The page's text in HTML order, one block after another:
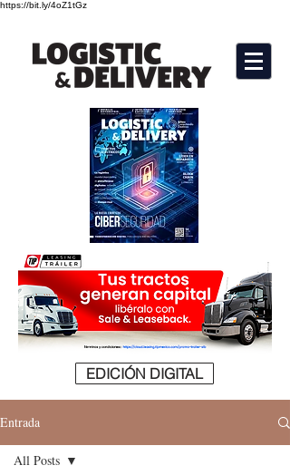
https://bit.ly/4oZ1tGz
EDICIÓN DIGITAL
Entrada
All Posts